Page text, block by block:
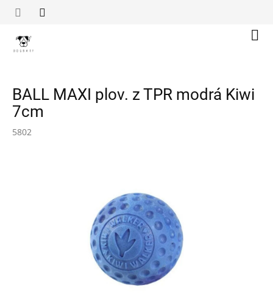
BALL MAXI plov. z TPR modrá Kiwi
7cm
5802